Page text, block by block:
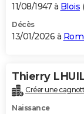
11/08/1947 à Blois (
Décès
13/01/2026 à
Thierry
Créer une
Naissance